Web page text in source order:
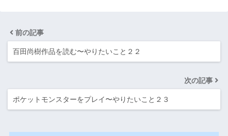
前の記事
百田尚樹作品を読む〜やりたいこと２２
次の記事
ポケットモンスターをプレイ〜やりたいこと２３